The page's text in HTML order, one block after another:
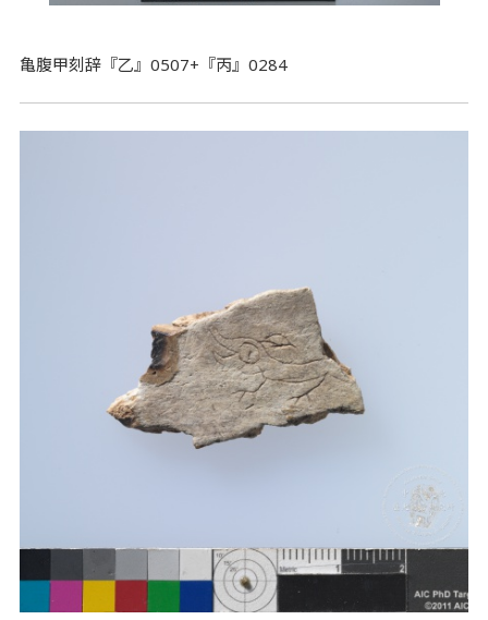
亀腹甲刻辞『乙』0507+『丙』0284